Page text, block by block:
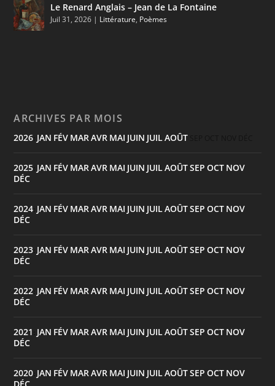
Le Renard Anglais – Jean de La Fontaine
Juil 31, 2026 | Littérature, Poèmes
ARCHIVES PAR MOIS
2026 JAN FÉV MARAVR MAI JUIN JUILAOÛT
2025 JAN FÉV MARAVR MAI JUIN JUILAOÛTSEP OCT NOV
DÉC
2024 JAN FÉV MARAVR MAI JUIN JUILAOÛTSEP OCT NOV
DÉC
2023 JAN FÉV MARAVR MAI JUIN JUILAOÛTSEP OCT NOV
DÉC
2022 JAN FÉV MARAVR MAI JUIN JUILAOÛTSEP OCT NOV
DÉC
2021 JAN FÉV MARAVR MAI JUIN JUILAOÛTSEP OCT NOV
DÉC
2020 JAN FÉV MARAVR MAI JUIN JUILAOÛTSEP OCT NOV